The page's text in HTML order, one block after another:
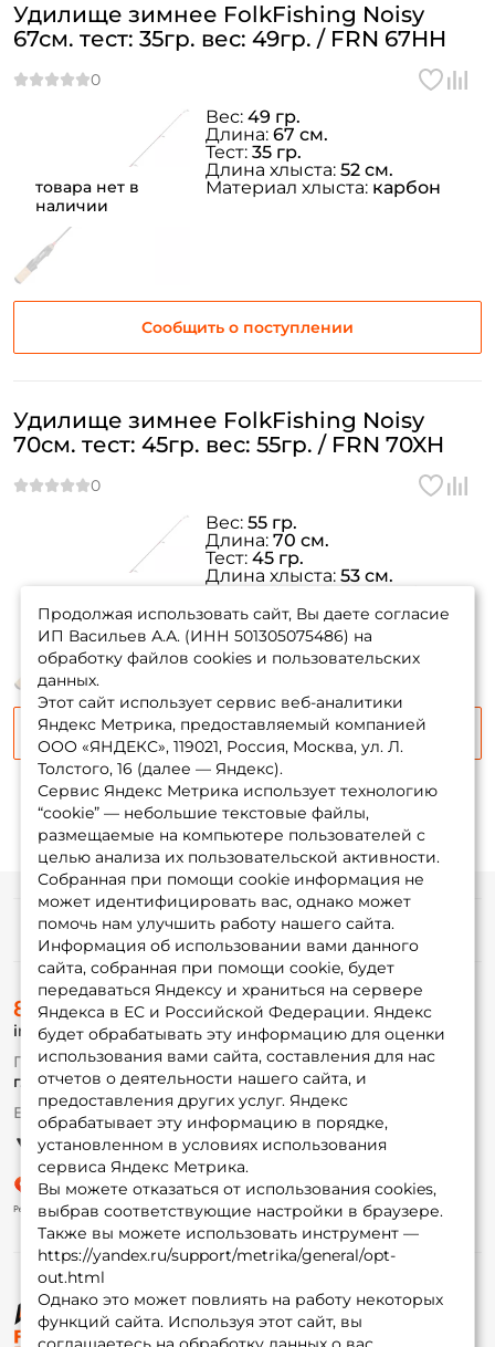
товара нет в
наличии
Удилище зимнее FolkFishing Noisy
67см. тест: 35гр. вес: 49гр. / FRN 67HH
Сообщить о поступлении
Вес: 49 гр.
Длина: 67 см.
Тест: 35 гр.
Длина хлыста: 52 см.
Материал хлыста: карбон
наличии
Удилище зимнее FolkFishing Noisy
70см. тест: 45гр. вес: 55гр. / FRN 70XH
Сообщить о поступлении
Вес: 55 гр.
Длина: 70 см.
Тест: 45 гр.
Длина хлыста: 53 см.
карбон
Продолжая использовать сайт, Вы даете согласие
ИП Васильев А.А. (ИНН 501305075486) на
обработку файлов cookies и пользовательских
данных.
Этот сайт использует сервис веб-аналитики
Яндекс Метрика, предоставляемый компанией
ООО «ЯНДЕКС», 119021, Россия, Москва, ул. Л.
Толстого, 16 (далее — Яндекс).
Сервис Яндекс Метрика использует технологию
“cookie” — небольшие текстовые файлы,
размещаемые на компьютере пользователей с
целью анализа их пользовательской активности.
Собранная при помощи cookie информация не
может идентифицировать вас, однако может
помочь нам улучшить работу нашего сайта.
Информация об использовании вами данного
сайта, собранная при помощи cookie, будет
передаваться Яндексу и храниться на сервере
Яндекса в ЕС и Российской Федерации. Яндекс
будет обрабатывать эту информацию для оценки
использования вами сайта, составления для нас
отчетов о деятельности нашего сайта, и
предоставления других услуг. Яндекс
обрабатывает эту информацию в порядке,
установленном в условиях использования
сервиса Яндекс Метрика.
Вы можете отказаться от использования cookies,
выбрав соответствующие настройки в браузере.
Также вы можете использовать инструмент —
https://yandex.ru/support/metrika/general/opt-
out.html
Однако это может повлиять на работу некоторых
функций сайта. Используя этот сайт, вы
© ФоксФишинг, 2009-2026
Информация
О магазине
Доставка
Оплата
Fox-bonus
Гуру
Партнерская программа
8 (495) 532-77-88
info@foxfishing.ru
По вопросам с заказом
г. Москва, ул. Плеханова д.7
Ежедневно 10:00 до 20:00